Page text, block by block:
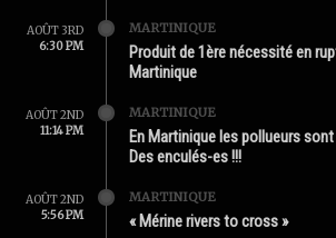
AOÛT 3RD
6:30 PM
MARTINIQUE
Produit de 1ère nécessité en
Martinique
AOÛT 2ND
11:14 PM
MARTINIQUE
En Martinique les pollueurs
Des enculés-es !!!
AOÛT 2ND
5:56 PM
MARTINIQUE
« Mérine rivers to cross »